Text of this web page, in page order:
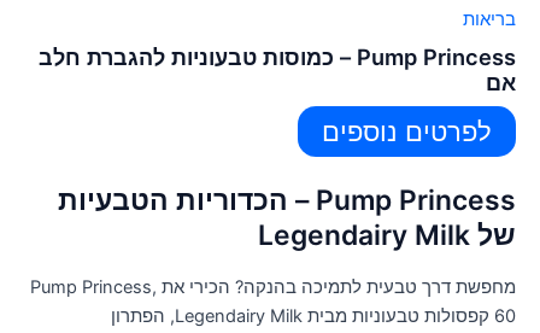
בריאות
Pump Princess – כמוסות טבעוניות להגברת חלב
אם
לפרטים נוספים
Pump Princess – הכדוריות הטבעיות
של Legendairy Milk
מחפשת דרך טבעית לתמיכה בהנקה? הכירי את Pump Princess,
60 קפסולות טבעוניות מבית Legendairy Milk, הפתרון